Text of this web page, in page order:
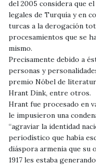
del 2005 considera que
legales de Turquía y en
turcas a la derogación
procesamientos que se
mismo.
Precisamente debido a
personas y
premio Nóbel de
Hrant Dink, entre otros.
Hrant fue procesado en
le impusieron una
“agraviar la identidad
periodístico que había
diáspora armenia que su
1917 les estaba